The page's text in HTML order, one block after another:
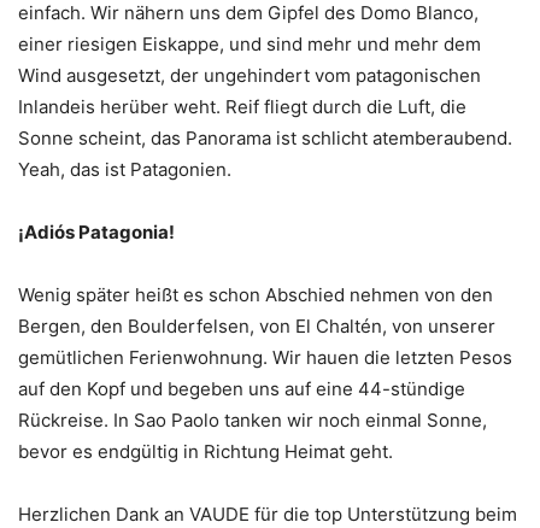
einfach. Wir nähern uns dem Gipfel des Domo Blanco,
einer riesigen Eiskappe, und sind mehr und mehr dem
Wind ausgesetzt, der ungehindert vom patagonischen
Inlandeis herüber weht. Reif fliegt durch die Luft, die
Sonne scheint, das Panorama ist schlicht atemberaubend.
Yeah, das ist Patagonien.
¡Adiós Patagonia!
Wenig später heißt es schon Abschied nehmen von den
Bergen, den Boulderfelsen, von El Chaltén, von unserer
gemütlichen Ferienwohnung. Wir hauen die letzten Pesos
auf den Kopf und begeben uns auf eine 44-stündige
Rückreise. In Sao Paolo tanken wir noch einmal Sonne,
bevor es endgültig in Richtung Heimat geht.
Herzlichen Dank an VAUDE für die top Unterstützung beim